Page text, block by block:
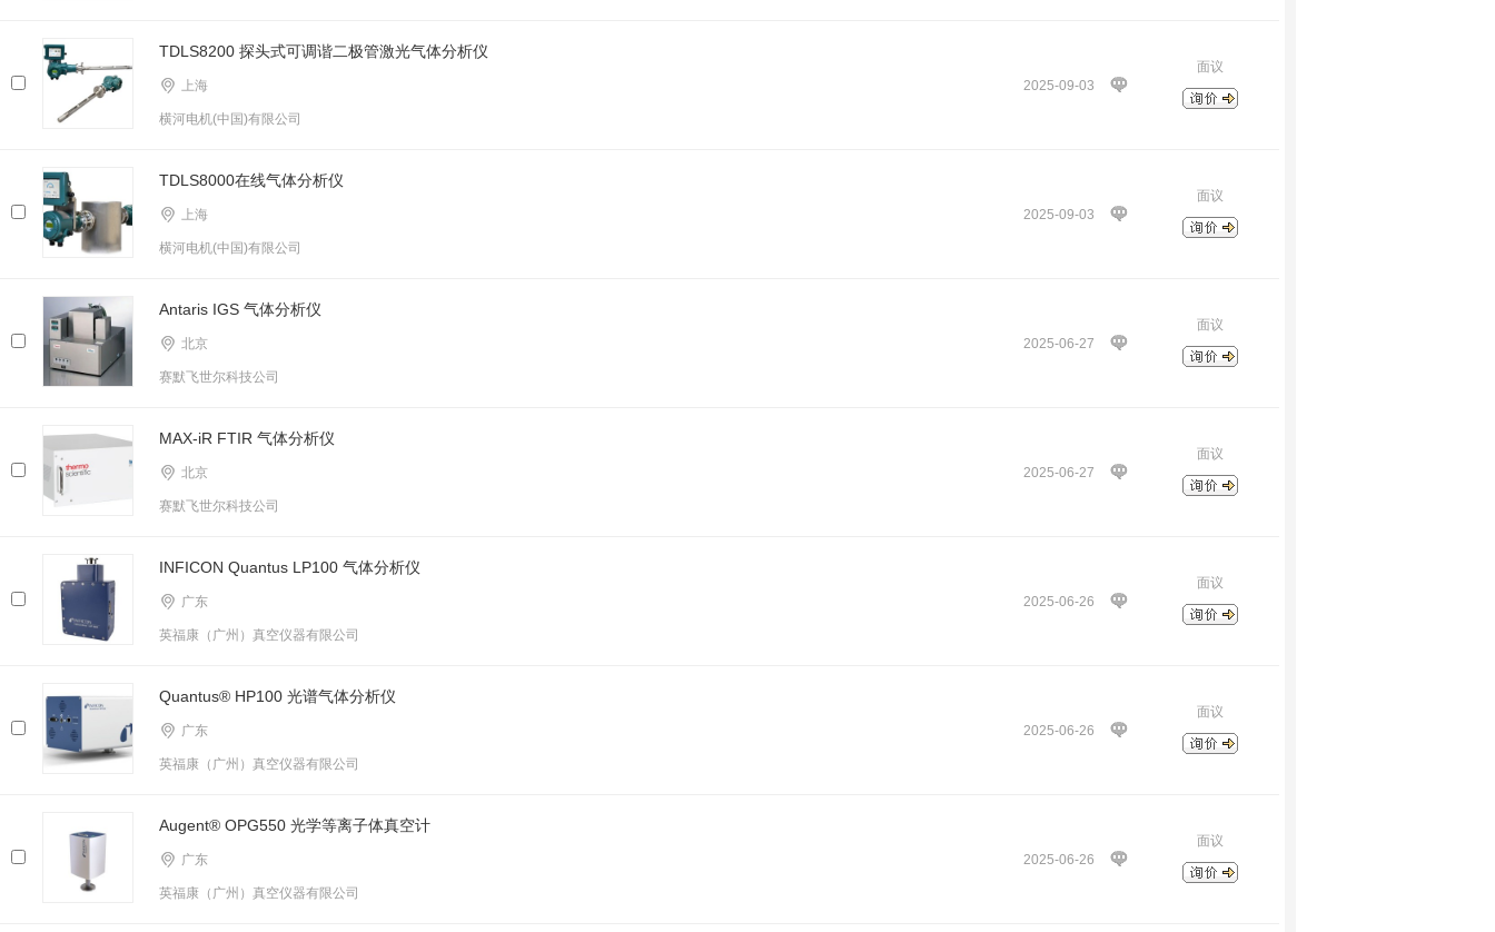
TDLS8200 探头式可调谐二极管激光气体分析仪
2025-09-03
上海
横河电机(中国)有限公司
面议
TDLS8000在线气体分析仪
2025-09-03
上海
横河电机(中国)有限公司
面议
Antaris IGS 气体分析仪
2025-06-27
北京
赛默飞世尔科技公司
面议
MAX-iR FTIR 气体分析仪
2025-06-27
北京
赛默飞世尔科技公司
面议
INFICON Quantus LP100 气体分析仪
2025-06-26
广东
英福康（广州）真空仪器有限公司
面议
Quantus® HP100 光谱气体分析仪
2025-06-26
广东
英福康（广州）真空仪器有限公司
面议
Augent® OPG550 光学等离子体真空计
2025-06-26
广东
英福康（广州）真空仪器有限公司
面议